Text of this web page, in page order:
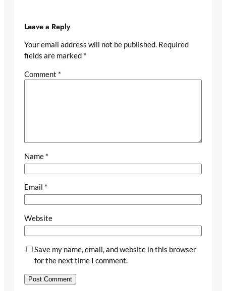
Leave a Reply
Your email address will not be published. Required
fields are marked *
Comment *
Name *
Email *
Website
Save my name, email, and website in this browser
for the next time I comment.